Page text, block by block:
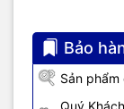
Bảo
Sản
Quý